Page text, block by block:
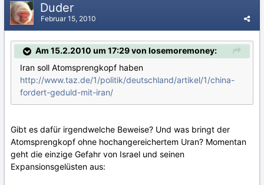
Duder
Februar 15, 2010
Am 15.2.2010 um 17:29 von losemoremoney:
Iran soll Atomsprengkopf haben
http://www.taz.de/1/politik/deutschland/artikel/1/china-
fordert-geduld-mit-iran/
Gibt es dafür irgendwelche Beweise? Und was bringt der
Atomsprengkopf ohne hochangereichertem Uran? Momentan
geht die einzige Gefahr von Israel und seinen
Expansionsgelüsten aus: